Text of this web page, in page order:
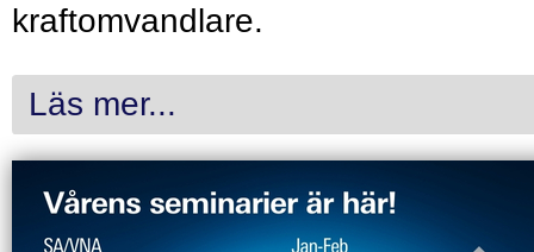
kraftomvandlare.
Läs mer...